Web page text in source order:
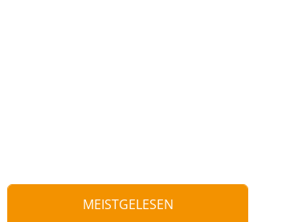
MEISTGELESEN